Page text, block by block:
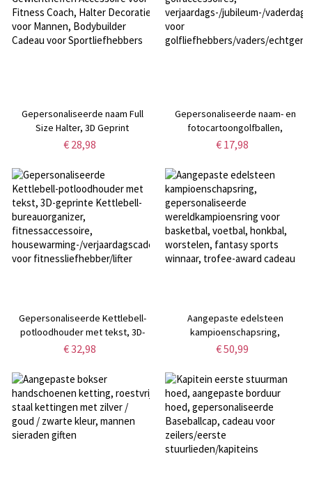
Gepersonaliseerde naam Full
Size Halter, 3D Geprint
Gewichtheffen Accessoire voor
voor Mannen, Bodybuilder
Cadeau voor Sportliefhebbers
€ 28,98
Gepersonaliseerde naam- en
fotocartoongolfballen,
golfaccessoires,
voor
golfliefhebbers/vaders/
€ 17,98
Gepersonaliseerde Kettlebell-
potloodhouder met tekst, 3D-
geprinte Kettlebell-
fitnessaccessoire,
housewarming-/verjaardagscadeau
voor fitnessliefhebber/lifter
€ 32,98
Aangepaste edelsteen
kampioenschapsring,
gepersonaliseerde
basketbal, voetbal, honkbal,
worstelen, fantasy sports
winnaar, trofee-award cadeau
€ 50,99